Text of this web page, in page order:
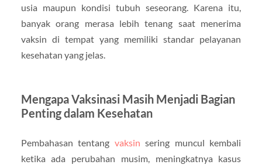
usia maupun kondisi tubuh seseorang. Karena itu,
banyak orang merasa lebih tenang saat menerima
vaksin di tempat yang memiliki standar pelayanan
kesehatan yang jelas.
Mengapa Vaksinasi Masih Menjadi Bagian
Penting dalam Kesehatan
Pembahasan tentang vaksin sering muncul kembali
ketika ada perubahan musim, meningkatnya kasus